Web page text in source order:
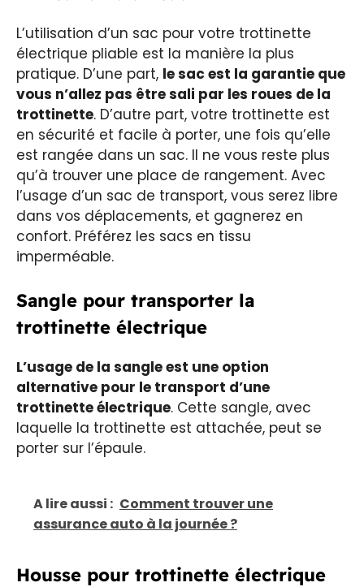
L’utilisation d’un sac pour votre trottinette
électrique pliable est la manière la plus
pratique. D’une part, le sac est la garantie que
vous n’allez pas être sali par les roues de la
trottinette. D’autre part, votre trottinette est
en sécurité et facile à porter, une fois qu’elle
est rangée dans un sac. Il ne vous reste plus
qu’à trouver une place de rangement. Avec
l’usage d’un sac de transport, vous serez libre
dans vos déplacements, et gagnerez en
confort. Préférez les sacs en tissu
imperméable.
Sangle pour transporter la
trottinette électrique
L’usage de la sangle est une option
alternative pour le transport d’une
trottinette électrique. Cette sangle, avec
laquelle la trottinette est attachée, peut se
porter sur l’épaule.
A lire aussi : Comment trouver une
assurance auto à la journée ?
Housse pour trottinette électrique